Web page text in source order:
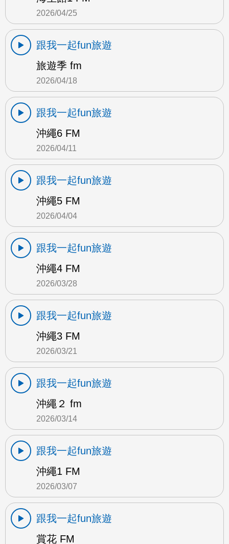
2026/04/25
跟我一起fun旅遊
旅遊季 fm
2026/04/18
跟我一起fun旅遊
沖繩6 FM
2026/04/11
跟我一起fun旅遊
沖繩5 FM
2026/04/04
跟我一起fun旅遊
沖繩4 FM
2026/03/28
跟我一起fun旅遊
沖繩3 FM
2026/03/21
跟我一起fun旅遊
沖繩２ fm
2026/03/14
跟我一起fun旅遊
沖繩1 FM
2026/03/07
跟我一起fun旅遊
賞花 FM